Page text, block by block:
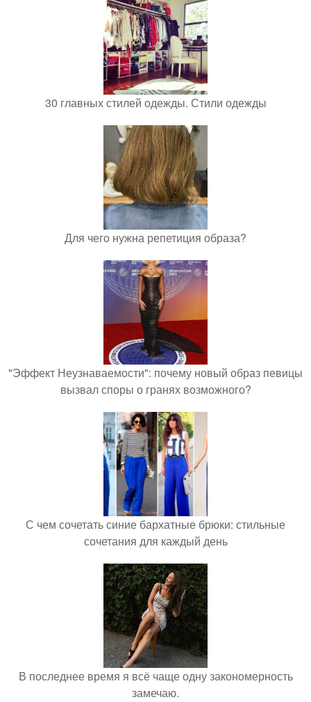
30 главных стилей одежды. Стили одежды
Для чего нужна репетиция образа?
"Эффект Неузнаваемости": почему новый образ певицы
вызвал споры о гранях возможного?
С чем сочетать синие бархатные брюки: стильные
сочетания для каждый день
В последнее время я всё чаще одну закономерность
замечаю.